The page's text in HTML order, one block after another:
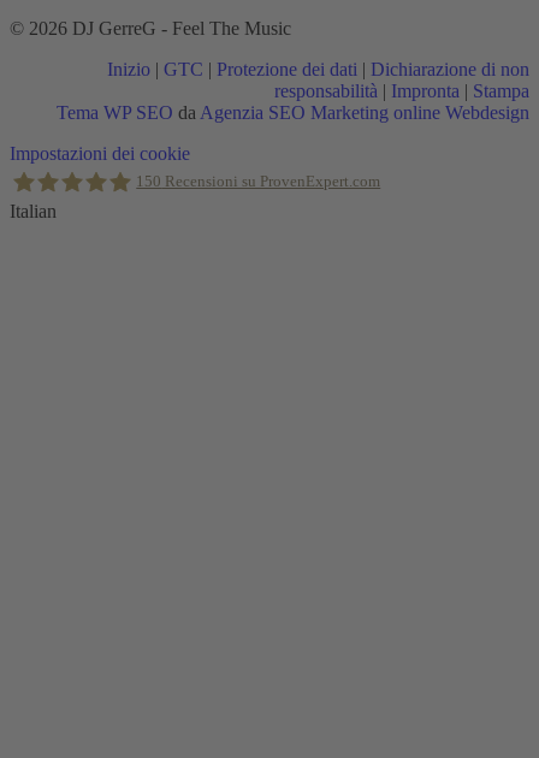
© 2026 DJ GerreG - Feel The Music
Inizio | GTC | Protezione dei dati | Dichiarazione di non
responsabilità | Impronta | Stampa
Tema WP SEO daAgenzia SEO Marketing online Webdesign
Torna
in
alto
Impostazioni dei cookie
150 Recensioni su ProvenExpert.com
Italian